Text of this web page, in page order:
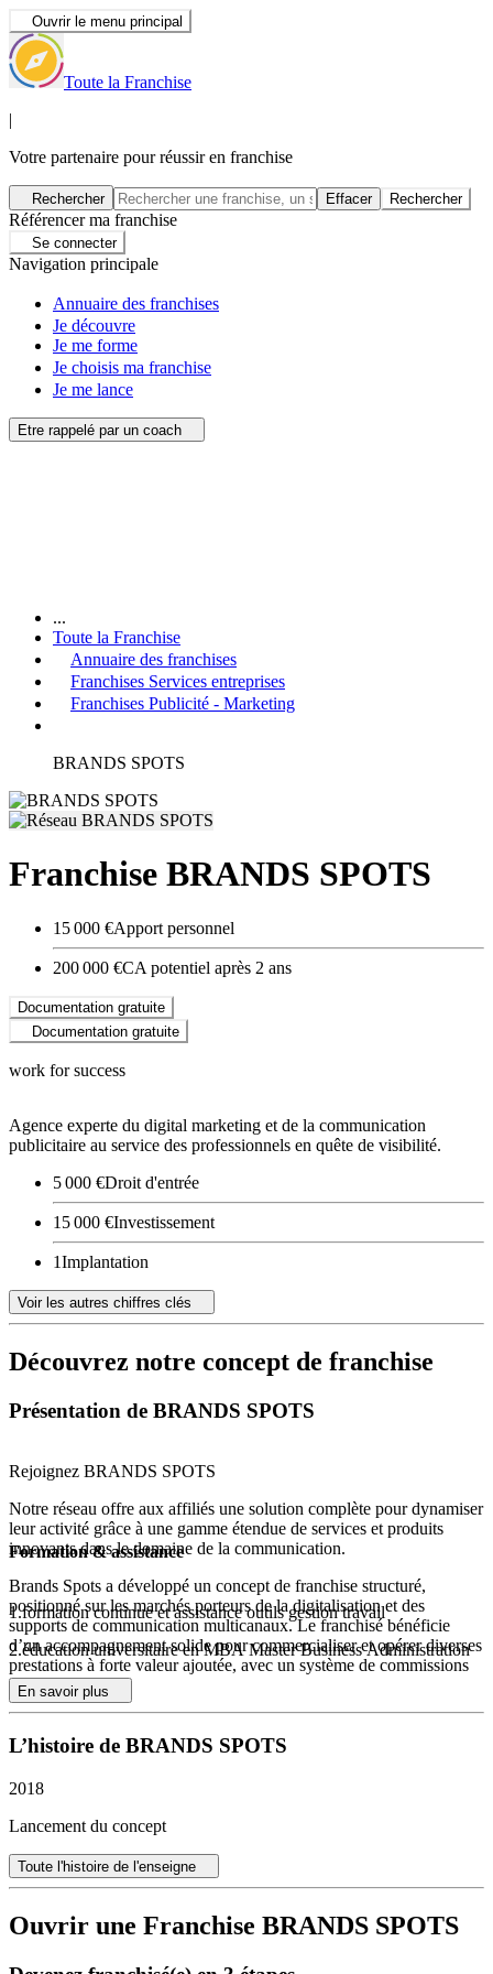
Ouvrir le menu principal
Toute la Franchise
|
Votre partenaire pour réussir en franchise
Rechercher Effacer Rechercher
Référencer ma franchise
Se connecter
Navigation principale
Annuaire des franchises
Je découvre
Je me forme
Je choisis ma franchise
Je me lance
Etre rappelé par un coach
...
Toute la Franchise
Annuaire des franchises
Franchises Services entreprises
Franchises Publicité - Marketing
BRANDS SPOTS
Franchise BRANDS SPOTS
15 000 €Apport personnel
200 000 €CA potentiel après 2 ans
Documentation gratuite
Documentation gratuite
work for success
Agence experte du digital marketing et de la communication
publicitaire au service des professionnels en quête de visibilité.
5 000 €Droit d'entrée
15 000 €Investissement
1Implantation
Voir les autres chiffres clés
Découvrez notre concept de franchise
Présentation de BRANDS SPOTS
Rejoignez BRANDS SPOTS
Notre réseau offre aux affiliés une solution complète pour dynamiser
leur activité grâce à une gamme étendue de services et produits
innovants dans le domaine de la communication.
Brands Spots a développé un concept de franchise structuré,
positionné sur les marchés porteurs de la digitalisation et des
supports de communication multicanaux. Le franchisé bénéficie
d’un accompagnement solide pour commercialiser et opérer diverses
prestations à forte valeur ajoutée, avec un système de commissions
attractif. La diversité des offres permet de répondre aux besoins des
PME, TPE, commerçants, associations ou groupes cherchant à
applications sur mesure
Développement du trafic web, mobile et campagnes
d’emailing optimisées
Campagnes de prospection téléphonique, SMS, fax pour
Valorisation sur les réseaux sociaux : génération de vues,
likes, followers sur Facebook, Instagram, Twitter, YouTube et
Formation & assistance
1.formation continue et assistance outils gestion travail
2.éducation universitaire en MBA Master Business Administration
En savoir plus
L’histoire de BRANDS SPOTS
2018
Lancement du concept
Toute l'histoire de l'enseigne
Ouvrir une Franchise BRANDS SPOTS